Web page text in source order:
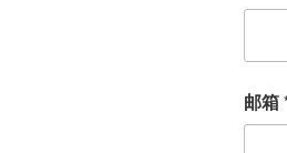
邮箱